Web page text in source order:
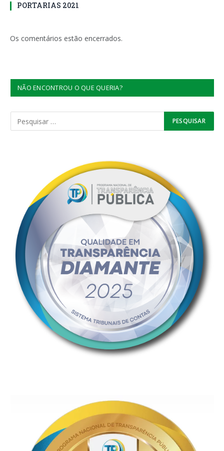
PORTARIAS 2021
Os comentários estão encerrados.
NÃO ENCONTROU O QUE QUERIA?